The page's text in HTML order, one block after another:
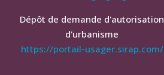
Dépôt de demande d'autorisation
d'urbanisme
https://portail-usager.sirap.com/